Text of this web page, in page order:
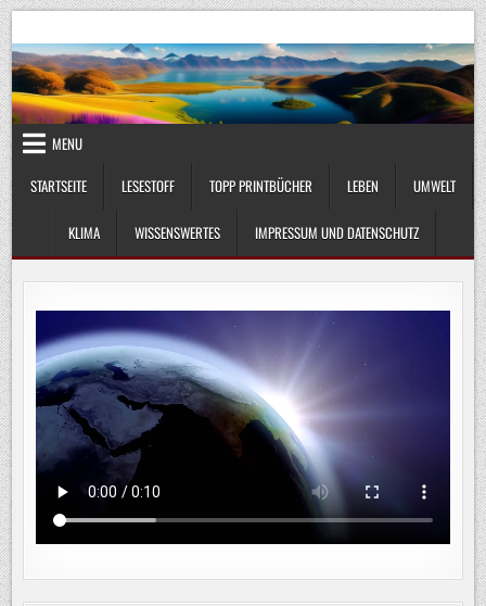
Skip
to
content
UmweltKlima.com
MENU
STARTSEITE
LESESTOFF TOPP PRINTBÜCHER LEBEN UMWELT
KLIMA WISSENSWERTES IMPRESSUM UND DATENSCHUTZ